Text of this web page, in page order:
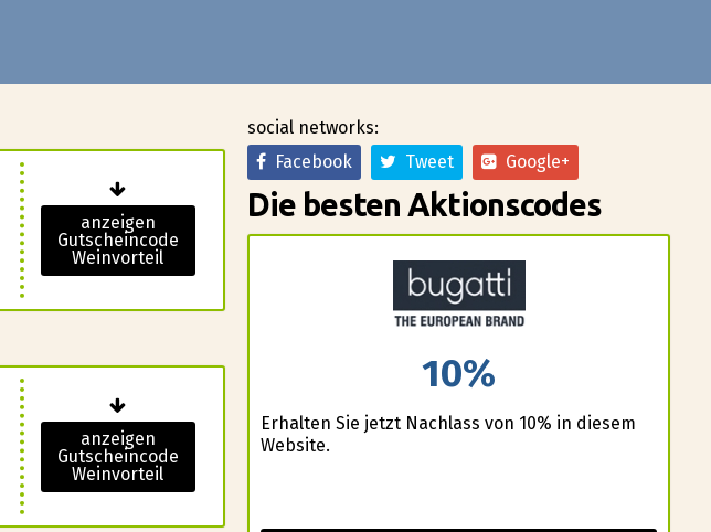
anzeigen
Gutscheincode
Weinvorteil
anzeigen
Gutscheincode
Weinvorteil
social networks:
Facebook
Tweet Google+
Die besten Aktionscodes
10%
Erhalten Sie jetzt Nachlass von 10% in diesem
Website.